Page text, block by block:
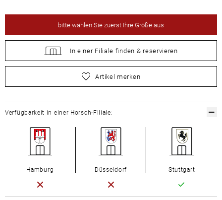
bittewählen Sie zuerst Ihre Größe aus
In einer Filiale finden & reservieren
wählen Sie zuerst Ihre Größe aus
Artikel merken
Verfügbarkeit in einer Horsch-Filiale:
Hamburg Düsseldorf Stuttgart